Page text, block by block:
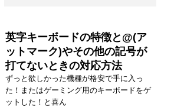
英字キーボードの特徴と@(ア
ットマーク)やその他の記号が
打てないときの対応方法
ずっと欲しかった機種が格安で手に入っ
た！またはゲーミング用のキーボードをゲ
ットした！と喜ん